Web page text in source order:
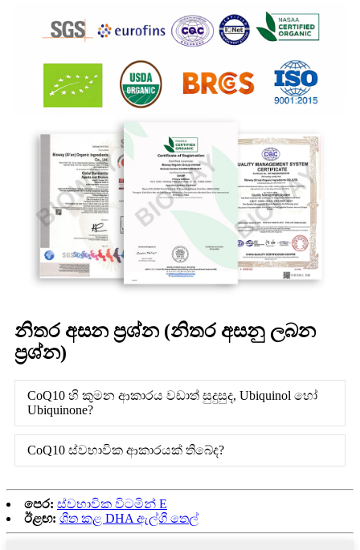
නිතර අසන ප්‍රශ්න (නිතර අසනු ලබන
ප්‍රශ්න)
CoQ10 හි කුමන ආකාරය වඩාත් සුදුසුද, Ubiquinol හෝ
Ubiquinone?
CoQ10 ස්වභාවික ආකාරයක් තිබේද?
පෙර: ස්වභාවික විටමින් E
ඊළඟ: ශීත කළ DHA ඇල්ගී තෙල්